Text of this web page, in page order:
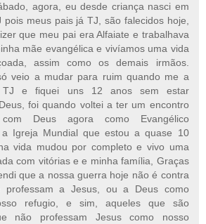
agora, eu desde criança nasci em
pois meus pais já TJ, são falecidos hoje,
que meu pai era Alfaiate e trabalhava
mãe evangélica e vivíamos uma vida
assim como os demais irmãos.
veio a mudar para ruim quando me a
TJ e fiquei uns 12 anos sem estar
foi quando voltei a ter um encontro
com Deus agora como Evangélico
a Igreja Mundial que estou a quase 10
vida mudou por completo e vivo uma
com vitórias e e minha família, Graças
que a nossa guerra hoje não é contra
professam a Jesus, ou a Deus como
refugio, e sim, aqueles que são
não professam Jesus como nosso